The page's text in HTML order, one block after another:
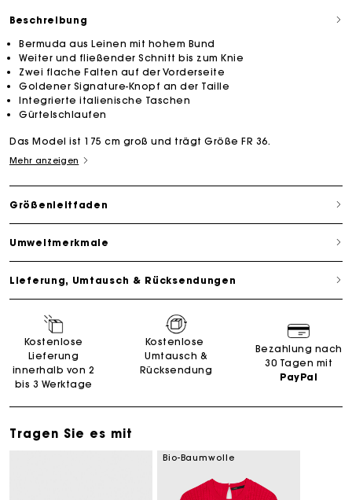
Beschreibung
Bermuda aus Leinen mit hohem Bund
Weiter und fließender Schnitt bis zum Knie
Zwei flache Falten auf der Vorderseite
Goldener Signature-Knopf an der Taille
Integrierte italienische Taschen
Gürtelschlaufen
Das Model ist 175 cm groß und trägt Größe FR 36.
Mehr anzeigen
Größenleitfaden
Umweltmerkmale
Lieferung, Umtausch & Rücksendungen
Kostenlose
Lieferung
innerhalb von 2
bis 3 Werktage
Kostenlose
Umtausch &
Rücksendung
Bezahlung nach
30 Tagen mit
PayPal
Tragen Sie es mit
Bio-Baumwolle